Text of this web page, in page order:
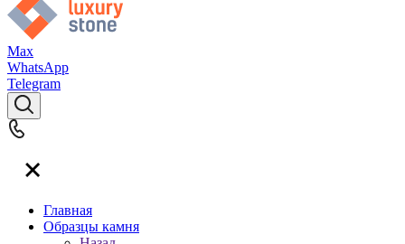
Max
WhatsApp
Telegram
Главная
Образцы камня